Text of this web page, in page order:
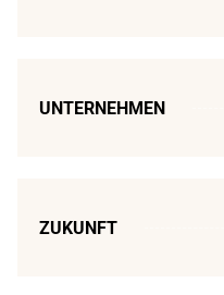
UNTERNEHMEN
ZUKUNFT